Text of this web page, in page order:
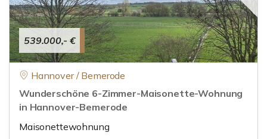
539.000,- €
Hannover / Bemerode
Wunderschöne 6-Zimmer-Maisonette-Wohnung
in Hannover-Bemerode
Maisonettewohnung